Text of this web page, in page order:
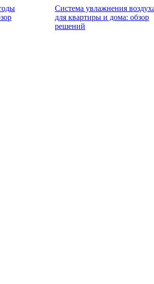
Система увлажнения
для квартиры и дома: обзор
решений